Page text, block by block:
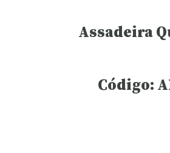
Assadeira
Código: